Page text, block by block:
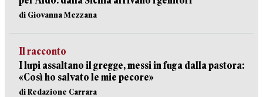
di Giovanna Mezzana
Il racconto
I lupi assaltano il gregge, messi in fuga dalla pastora:
«Così ho salvato le mie pecore»
di Redazione Carrara